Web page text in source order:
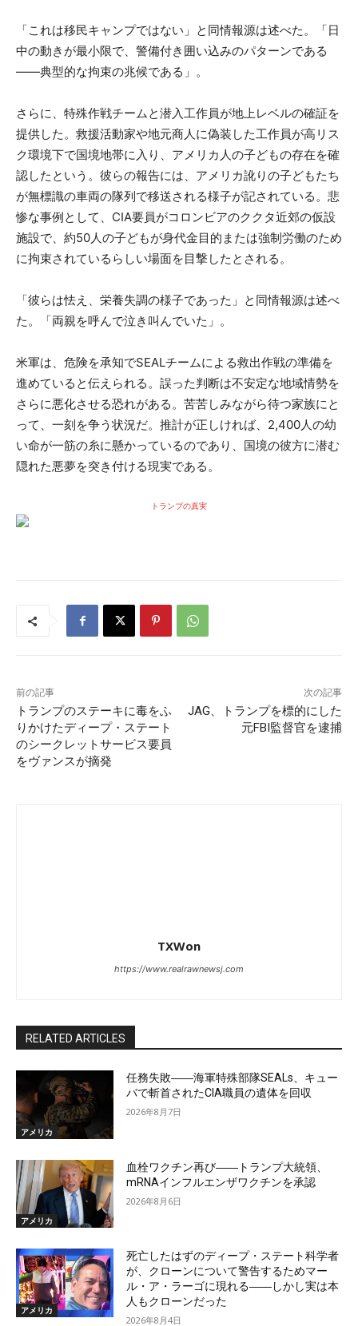
「これは移民キャンプではない」と同情報源は述べた。「日
中の動きが最小限で、警備付き囲い込みのパターンである
――典型的な拘束の兆候である」。
さらに、特殊作戦チームと潜入工作員が地上レベルの確証を
提供した。救援活動家や地元商人に偽装した工作員が高リス
ク環境下で国境地帯に入り、アメリカ人の子どもの存在を確
認したという。彼らの報告には、アメリカ訛りの子どもたち
が無標識の車両の隊列で移送される様子が記されている。悲
惨な事例として、CIA要員がコロンビアのククタ近郊の仮設
施設で、約50人の子どもが身代金目的または強制労働のため
に拘束されているらしい場面を目撃したとされる。
「彼らは怯え、栄養失調の様子であった」と同情報源は述べ
た。「両親を呼んで泣き叫んでいた」。
米軍は、危険を承知でSEALチームによる救出作戦の準備を
進めていると伝えられる。誤った判断は不安定な地域情勢を
さらに悪化させる恐れがある。苦苦しみながら待つ家族にと
って、一刻を争う状況だ。推計が正しければ、2,400人の幼
い命が一筋の糸に懸かっているのであり、国境の彼方に潜む
隠れた悪夢を突き付ける現実である。
トランプの真実
前の記事
トランプのステーキに毒をふ
りかけたディープ・ステート
のシークレットサービス要員
をヴァンスが摘発
次の記事
JAG、トランプを標的にした
元FBI監督官を逮捕
TXWon
https://www.realrawnewsj.com
RELATED ARTICLES
アメリカ
任務失敗――海軍特殊部隊SEALs、キュー
バで斬首されたCIA職員の遺体を回収
2026年8月7日
アメリカ
血栓ワクチン再び――トランプ大統領、
mRNAインフルエンザワクチンを承認
2026年8月6日
アメリカ
死亡したはずのディープ・ステート科学者
が、クローンについて警告するためマー
ル・ア・ラーゴに現れる――しかし実は本
人もクローンだった
2026年8月4日